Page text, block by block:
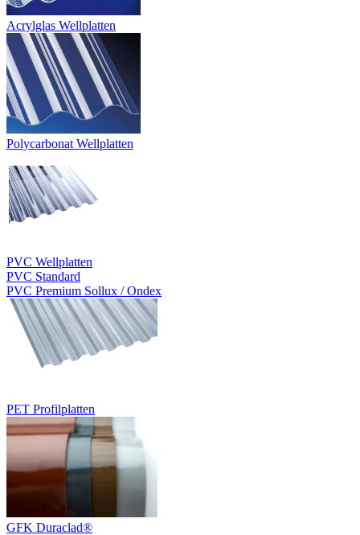
Acrylglas Wellplatten
Polycarbonat Wellplatten
PVC Wellplatten
PVC Standard
PVC Premium Sollux / Ondex
PET Profilplatten
GFK Duraclad®